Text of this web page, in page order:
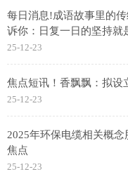
每日消息!成语故事里的
诉你：日复一日的坚持就
25-12-23
焦点短讯！香飘飘：拟设
25-12-23
2025年环保电缆相关概
焦点
25-12-23